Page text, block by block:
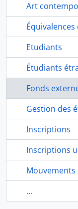
Art
Etudiants
Étudiants
Fonds
Gestion des
Inscriptions
Inscriptions
...